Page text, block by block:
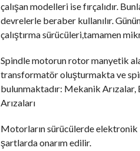
çalışan modelleri ise fırçalıdır.
devrelerle beraber kullanılır.
çalıştırma sürücüleri,tamamen
Spindle motorun rotor manyetik
transformatör oluşturmakta ve
bulunmaktadır: Mekanik Arızalar,
Arızaları
Motorların sürücülerde elektronik
şartlarda onarım edilir.